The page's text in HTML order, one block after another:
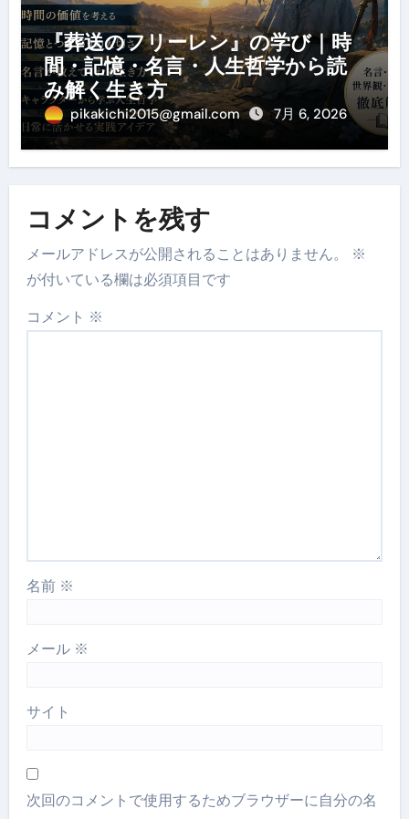
『葬送のフリーレン』の学び｜時
間・記憶・名言・人生哲学から読
み解く生き方
pikakichi2015@gmail.com 7月 6, 2026
コメントを残す
メールアドレスが公開されることはありません。
※
が付いている欄は必須項目です
コメント ※
名前 ※
メール ※
サイト
次回のコメントで使用するためブラウザーに自分の名